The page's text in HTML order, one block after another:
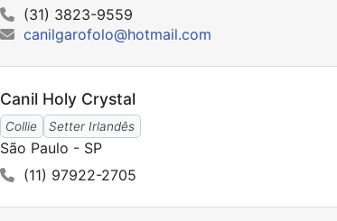
(31) 3823-9559
canilgarofolo@hotmail.com
Canil Holy Crystal
Collie Setter Irlandês
São Paulo - SP
(11) 97922-2705